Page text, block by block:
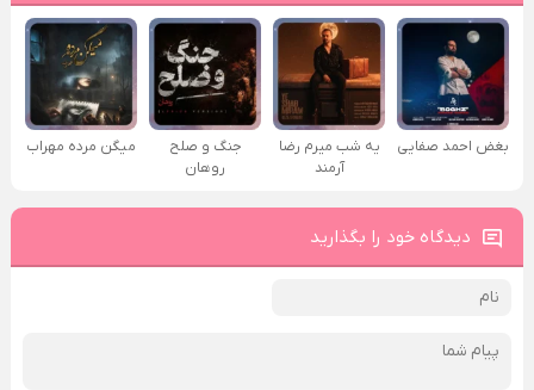
بغض احمد صفایی
یه شب میرم رضا
آرمند
جنگ و صلح
روهان
میگن مرده مهراب
دیدگاه خود را بگذارید